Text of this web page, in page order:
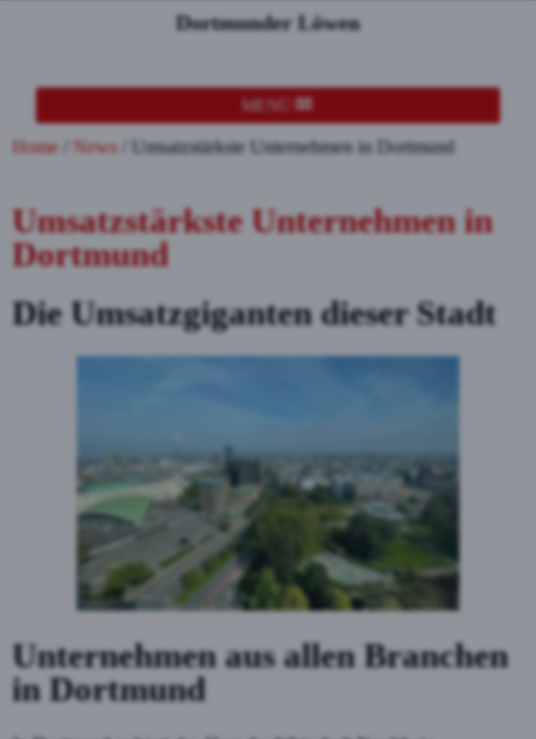
Dortmunder Löwen
MENÜ
Home News Umsatzstärkste Unternehmen in Dortmund
Umsatzstärkste Unternehmen in
Dortmund
Die Umsatzgiganten dieser Stadt
Unternehmen aus allen Branchen
in Dortmund